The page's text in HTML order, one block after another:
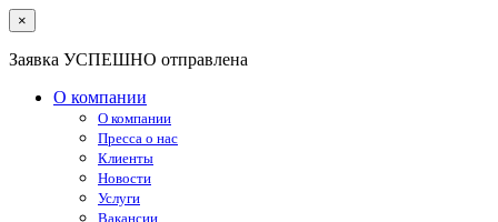
×
Заявка УСПЕШНО отправлена
О компании
О компании
Пресса о нас
Клиенты
Новости
Услуги
Вакансии